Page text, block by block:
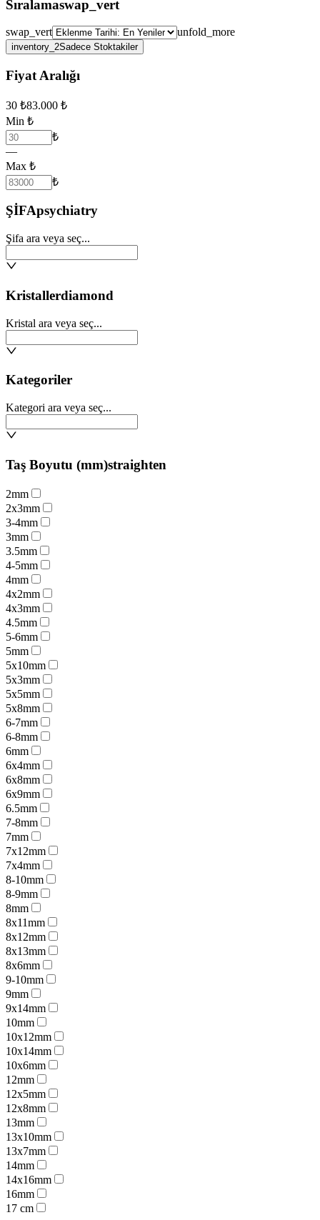
Sıralamaswap_vert
swap_vert unfold_more
inventory_2Sadece Stoktakiler
Fiyat Aralığı
30 ₺83.000 ₺
Min ₺
₺
—
Max ₺
₺
ŞİFApsychiatry
Şifa ara veya seç...
Kristallerdiamond
Kristal ara veya seç...
Kategoriler
Kategori ara veya seç...
Taş Boyutu (mm)straighten
2mm
2x3mm
3-4mm
3mm
3.5mm
4-5mm
4mm
4x2mm
4x3mm
4.5mm
5-6mm
5mm
5x10mm
5x3mm
5x5mm
5x8mm
6-7mm
6-8mm
6mm
6x4mm
6x8mm
6x9mm
6.5mm
7-8mm
7mm
7x12mm
7x4mm
8-10mm
8-9mm
8mm
8x11mm
8x12mm
8x13mm
8x6mm
9-10mm
9mm
9x14mm
10mm
10x12mm
10x14mm
10x6mm
12mm
12x5mm
12x8mm
13mm
13x10mm
13x7mm
14mm
14x16mm
16mm
17 cm